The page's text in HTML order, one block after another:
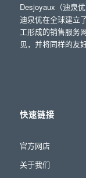
Desjoyaux（迪泉
迪泉优在全球建立
工形成的销售服务
见，并将同样的友
快速链接
官方网店
关于我们